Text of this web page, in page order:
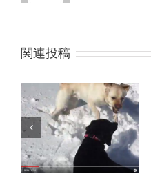
関連投稿
ヴァージン・スノーで
遊ぶメイプルとサフラ
ン